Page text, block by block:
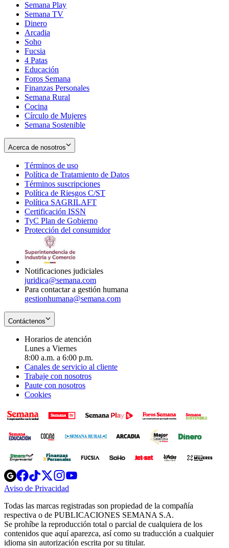
Semana Play
Semana TV
Dinero
Arcadia
Soho
in
new
window
Fucsia
in
new
window
4 Patas
Educación
Foros Semana
Finanzas Personales
Semana Rural
Cocina
Círculo de Mujeres
Semana Sostenible
Acerca de nosotros
Términos de uso
in
new
window
Política de Tratamiento de Datos
Términos suscripciones
in
Política de Riesgos C/ST
Política SAGRILAFT
new
window
Certificación ISSN
in
new
TyC Plan de Gobierno
in
Protección del consumidorOpens
Notificaciones judiciales
juridica@semana.com
Para contactar a gestión humana
gestionhumana@semana.com
Contáctenos
Horarios de atención
Lunes a Viernes
8:00 a.m. a 6:00 p.m.
Canales de servicio al cliente
Trabaje con nosotros
Paute con nosotros
Cookies
Opens
in
new
Opens
in
new
Opens
in
new
window
Opens
new
windowwindow
Aviso de Privacidad
new
window
Todas las marcas registradas son propiedad de la compañía
respectiva o de PUBLICACIONES SEMANA S.A.
Se prohíbe la reproducción total o parcial de cualquiera de los
contenidos que aquí aparezca, así como su traducción a cualquier
idioma sin autorización escrita por su titular.